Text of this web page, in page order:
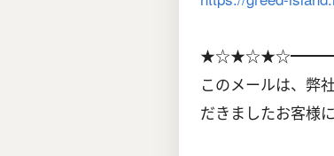
このメールは、弊
だきましたお客様